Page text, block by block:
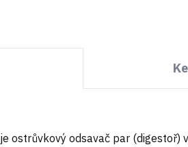
je ostrůvkový odsavač par (digestoř)